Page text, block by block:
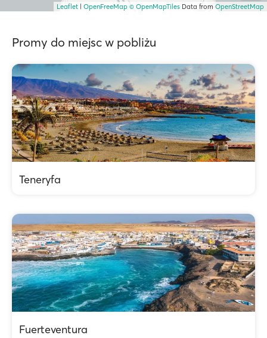
Leaflet OpenFreeMap © OpenMapTiles Data from OpenStreetMap
Promy do miejsc w pobliżu
Teneryfa
Fuerteventura